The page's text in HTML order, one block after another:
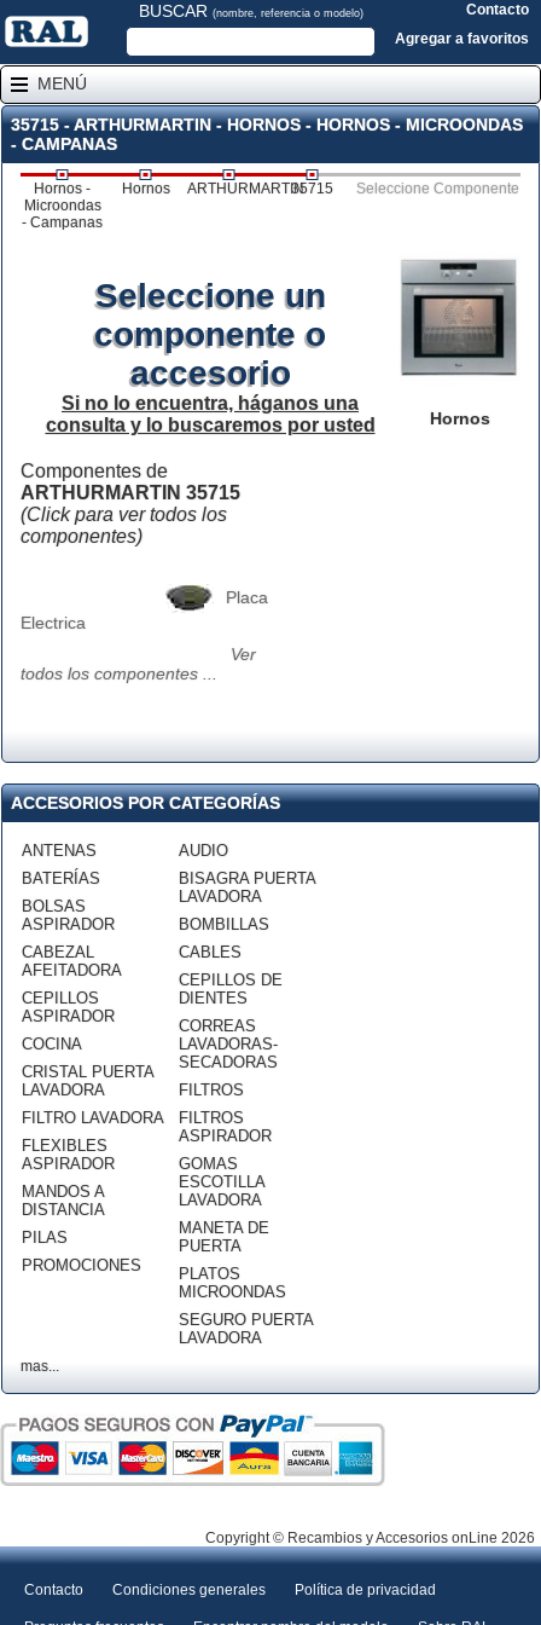
BUSCAR (nombre, referencia o modelo)
Contacto
Agregar a favoritos
MENÚ
35715 - ARTHURMARTIN - HORNOS - HORNOS - MICROONDAS
- CAMPANAS
Hornos -
Microondas
- Campanas
Hornos ARTHURMARTIN35715 Seleccione Componente
Hornos
Seleccione un
componente o
accesorio
Si no lo encuentra, háganos una
consulta y lo buscaremos por usted
Componentes de
ARTHURMARTIN 35715
(Click para ver todos los
componentes)
Placa
Electrica
Ver
todos los componentes ...
ACCESORIOS POR CATEGORÍAS
ANTENAS
BATERÍAS
BOLSAS
ASPIRADOR
CABEZAL
AFEITADORA
CEPILLOS
ASPIRADOR
COCINA
CRISTAL PUERTA
LAVADORA
FILTRO LAVADORA
FLEXIBLES
ASPIRADOR
MANDOS A
DISTANCIA
PILAS
PROMOCIONES
AUDIO
BISAGRA PUERTA
LAVADORA
BOMBILLAS
CABLES
CEPILLOS DE
DIENTES
CORREAS
LAVADORAS-
SECADORAS
FILTROS
FILTROS
ASPIRADOR
GOMAS
ESCOTILLA
LAVADORA
MANETA DE
PUERTA
PLATOS
MICROONDAS
SEGURO PUERTA
LAVADORA
mas...
Copyright © Recambios y Accesorios onLine 2026
Contacto Condiciones generales Política de privacidad